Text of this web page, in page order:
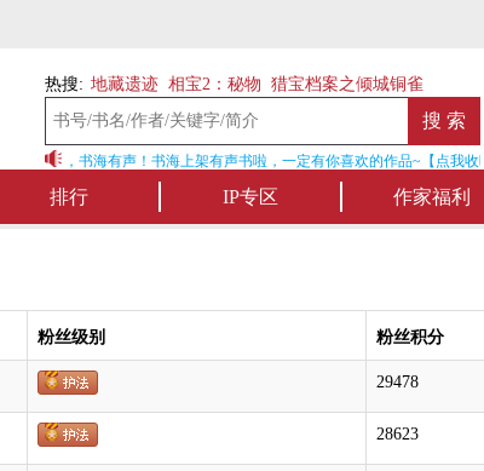
热搜: 地藏遗迹 相宝2：秘物 猎宝档案之倾城铜雀
可听，书海有声！书海上架有声书啦，一定有你喜欢的作品~【点我收听】
排行 IP专区 作家福利
粉丝级别 粉丝积分
29478
28623